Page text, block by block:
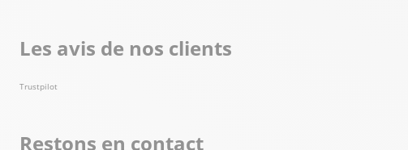
Les avis de nos clients
Trustpilot
Restons en contact